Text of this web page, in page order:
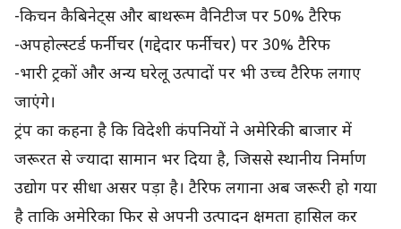
-किचन कैबिनेट्स और बाथरूम वैनिटीज पर 50% टैरिफ
-अपहोल्स्टर्ड फर्नीचर (गद्देदार फर्नीचर) पर 30% टैरिफ
-भारी ट्रकों और अन्य घरेलू उत्पादों पर भी उच्च टैरिफ लगाए
जाएंगे।
ट्रंप का कहना है कि विदेशी कंपनियों ने अमेरिकी बाजार में
जरूरत से ज्यादा सामान भर दिया है, जिससे स्थानीय निर्माण
उद्योग पर सीधा असर पड़ा है। टैरिफ लगाना अब जरूरी हो गया
है ताकि अमेरिका फिर से अपनी उत्पादन क्षमता हासिल कर